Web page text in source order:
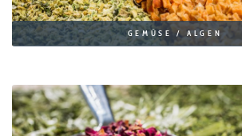
GEMÜSE / ALGEN